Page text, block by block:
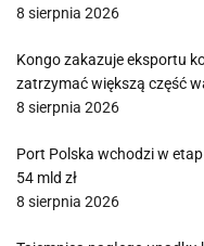
8 sierpnia 2026
Kongo zakazuje eksportu
zatrzymać większą część
8 sierpnia 2026
Port Polska wchodzi w
54 mld zł
8 sierpnia 2026